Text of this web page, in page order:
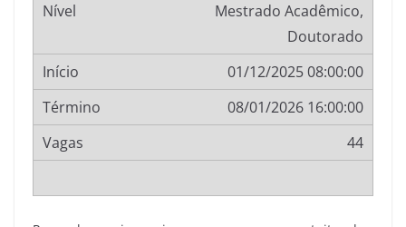
Mestrado Acadêmico,
Doutorado
01/12/2025 08:00:00
08/01/2026 16:00:00
44